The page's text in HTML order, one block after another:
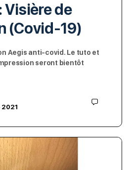
Visière de
(Covid-19)
Aegis anti-covid. Le tuto et
seront bientôt
2021